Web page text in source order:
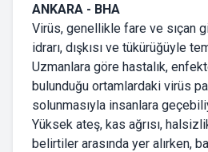
ANKARA - BHA
Virüs, genellikle fare ve sıçan
idrarı, dışkısı ve tükürüğüyle
Uzmanlara göre hastalık,
bulunduğu ortamlardaki virüs
solunmasıyla insanlara
Yüksek ateş, kas ağrısı,
belirtiler arasında yer alırken,